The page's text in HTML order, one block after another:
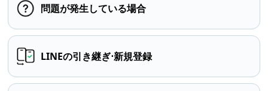
問題が発生している場合
LINEの引き継ぎ⋅新規登録